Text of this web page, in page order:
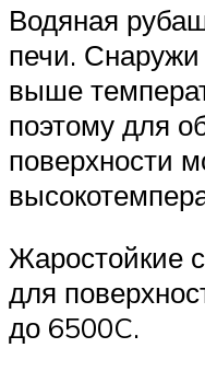
Водяная
печи. Снаружи
выше
поэтому для
поверхности
Жаростойкие
для
до 6500C.